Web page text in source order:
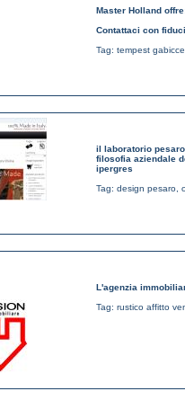
Master Holland
Contattaci con
Tag: tempest
il laboratorio
filosofia aziendale
ipergres
Tag: design pesaro
L'agenzia
Tag: rustico affitto